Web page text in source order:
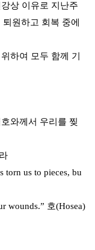
상 이유로 지난주
원하고 회복 중에
여 모두 함께 기
와께서 우리를 찢
us to pieces, bu
wounds.” 호(Hosea)